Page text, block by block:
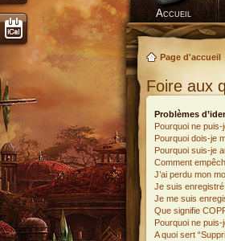
Accueil
Page d'accueil
Foire aux
Problèmes
Pourquoi ne
Pourquoi dois-je
Pourquoi suis-je
Comment
J’ai perdu mon
Je suis
Je me suis
Que signifie
Pourquoi ne puis-
A quoi sert